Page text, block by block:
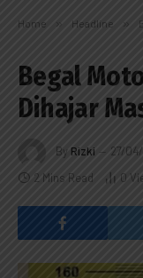
Home » Headline »
Begal
Dihajar
By Rizki 27/
2 Mins Read 0